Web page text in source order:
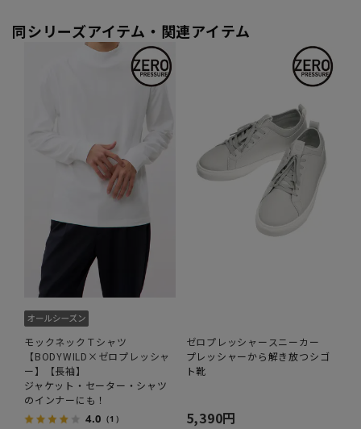
同シリーズアイテム・関連アイテム
モックネックＴシャツ
【BODYWILD×ゼロプレッシャ
ー】【長袖】
ジャケット・セーター・シャツ
のインナーにも！
4.0 （1）
ゼロプレッシャースニーカー
プレッシャーから解き放つシゴ
ト靴
5,390円